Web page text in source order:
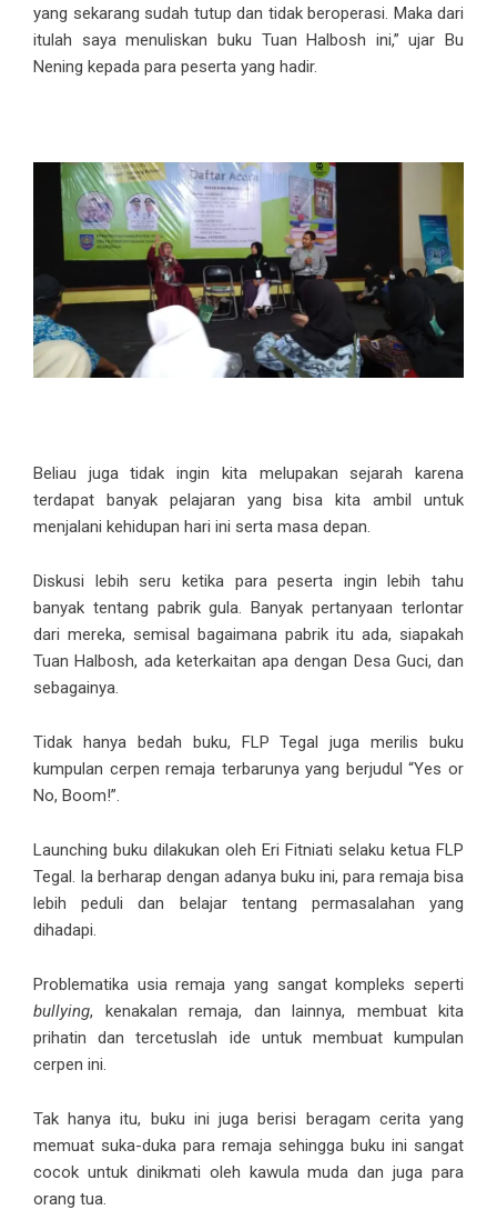
yang sekarang sudah tutup dan tidak beroperasi. Maka dari
itulah saya menuliskan buku Tuan Halbosh ini,” ujar Bu
Nening kepada para peserta yang hadir.
Beliau juga tidak ingin kita melupakan sejarah karena
terdapat banyak pelajaran yang bisa kita ambil untuk
menjalani kehidupan hari ini serta masa depan.
Diskusi lebih seru ketika para peserta ingin lebih tahu
banyak tentang pabrik gula. Banyak pertanyaan terlontar
dari mereka, semisal bagaimana pabrik itu ada, siapakah
Tuan Halbosh, ada keterkaitan apa dengan Desa Guci, dan
sebagainya.
Tidak hanya bedah buku, FLP Tegal juga merilis buku
kumpulan cerpen remaja terbarunya yang berjudul “Yes or
No, Boom!”.
Launching buku dilakukan oleh Eri Fitniati selaku ketua FLP
Tegal. Ia berharap dengan adanya buku ini, para remaja bisa
lebih peduli dan belajar tentang permasalahan yang
dihadapi.
Problematika usia remaja yang sangat kompleks seperti
bullying, kenakalan remaja, dan lainnya, membuat kita
prihatin dan tercetuslah ide untuk membuat kumpulan
cerpen ini.
Tak hanya itu, buku ini juga berisi beragam cerita yang
memuat suka-duka para remaja sehingga buku ini sangat
cocok untuk dinikmati oleh kawula muda dan juga para
orang tua.